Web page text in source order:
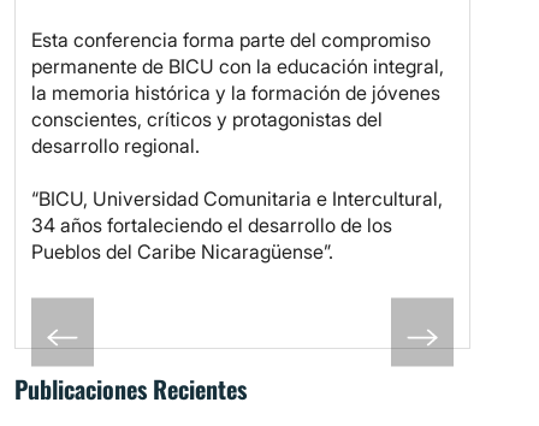
Esta conferencia forma parte del compromiso
permanente de BICU con la educación integral,
la memoria histórica y la formación de jóvenes
conscientes, críticos y protagonistas del
desarrollo regional.
“BICU, Universidad Comunitaria e Intercultural,
34 años fortaleciendo el desarrollo de los
Pueblos del Caribe Nicaragüense”.
Publicaciones Recientes